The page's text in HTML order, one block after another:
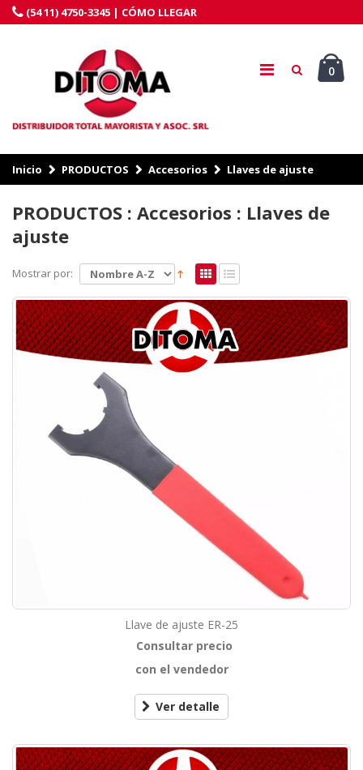
(54 11) 4750-3345 | CÓMO LLEGAR
0
Inicio PRODUCTOS Accesorios Llaves de ajuste
PRODUCTOS : Accesorios : Llaves de
ajuste
Mostrar por:
Llave de ajuste ER-25
Consultar precio
con el vendedor
Ver detalle